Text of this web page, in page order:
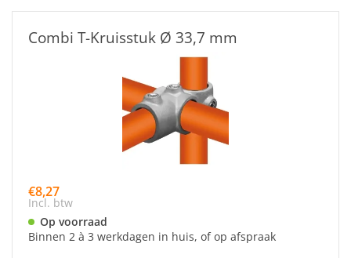
Combi T-Kruisstuk Ø 33,7 mm
€8,27
Incl. btw
Op voorraad
Binnen 2 à 3 werkdagen in huis, of op afspraak